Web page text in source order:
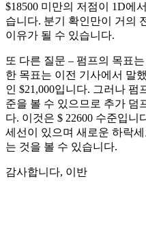
$18500 미만의 저점이 1D에
습니다. 분기 확인만이 거의
이유가 될 수 있습니다.
또 다른 질문 – 펌프의 목표
한 목표는 이전 기사에서 말
인 $21,000입니다. 그러나 펌
준을 볼 수 있으므로 추가 덤
다. 이것은 $ 22600 수준입
세선이 있으며 새로운 하락
는 것을 볼 수 있습니다.
감사합니다, 이반